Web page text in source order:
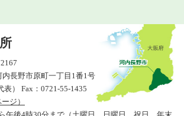
長野市原町一丁目1番1号
表） Fax：0721-55-1435
ジ）